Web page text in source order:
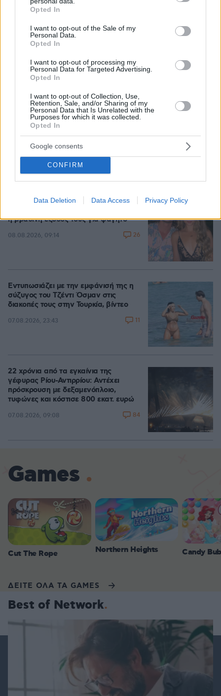
grant or deny consent to Google and its third-party tags to
use your data for below specified purposes in below Google
consent section.
Opted In
I want to opt-out of the Sale of my
Personal Data.
Opted In
I want to opt-out of processing my
Personal Data for Targeted Advertising.
Opted In
I want to opt-out of Collection, Use,
Retention, Sale, and/or Sharing of my
Personal Data that Is Unrelated with the
Purposes for which it was collected.
Opted In
Google consents
CONFIRM
Data Deletion Data Access Privacy Policy
Ο «Δράκος» του Λονδίνου: 40χρονος
με προβλήματα όρασης σκότωνε και
βίαζε γυναίκες, η αστυνομία τον είχε
συλλάβει και τον άφησε ελεύθερο
07.08.2026, 22:54 61
Χωροταξικό για τον τουρισμό: Οι νέοι
κανόνες για επενδύσεις, Airbnb και
εκτός σχεδίου δόμηση
08.08.2026, 08:10
Η φωτογραφία του Τσιτσιπά αγκαλιά
η βραδινή έξοδός τους για φαγητό
08.08.2026, 09:14 26
Εντυπωσιάζει με την εμφάνισή της η
σύζυγος του Τζέντι Όσμαν στις
διακοπές τους στην Τουρκία, βίντεο
07.08.2026, 23:43 11
22 χρόνια από τα εγκαίνια της
γέφυρας Ρίου-Αντιρρίου: Αντέχει
πρόσκρουση με δεξαμενόπλοιο,
τυφώνες και κόστισε 800 εκατ. ευρώ
07.08.2026, 09:08 84
Games
Cut The Rope Northern Heights Candy
ΔΕΙΤΕ ΟΛΑ ΤΑ GAMES
Best of Network